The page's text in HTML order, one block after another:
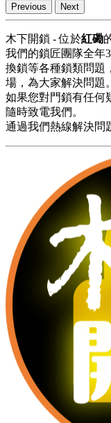
Previous Next
木下開鎖 - 位於紅磡
我們的鎖匠團隊全年
換鎖等各種鎖類問題
場，為大家解決問題。
如果您對門鎖有任何
隨時致電我們。
通過我們熱線解決問